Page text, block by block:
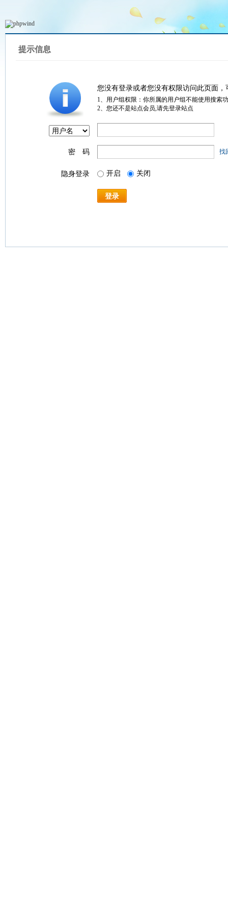
提示信息
您没有登录或者您没有权限访问此页面
1、用户组权限：你所属的用户组不能使用搜索
2、您还不是站点会员,请先登录站点
密 码 找
隐身登录 开启 关闭
登录